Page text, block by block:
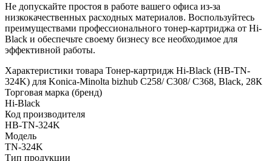
Не допускайте простоя в работе вашего офиса из-за
низкокачественных расходных материалов. Воспользуйтесь
преимуществами профессионального тонер-картриджа от Hi-
Black и обеспечьте своему бизнесу все необходимое для
эффективной работы.
Характеристики товара Тонер-картридж Hi-Black (HB-TN-
324K) для Konica-Minolta bizhub C258/ C308/ C368, Black, 28К
Торговая марка (бренд)
Hi-Black
Код производителя
HB-TN-324K
Модель
TN-324K
Тип продукции